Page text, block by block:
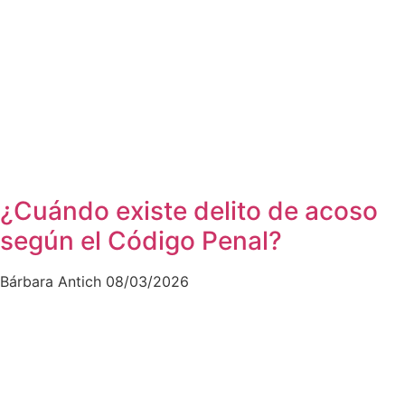
¿Cuándo existe delito de acoso
según el Código Penal?
Bárbara Antich 08/03/2026